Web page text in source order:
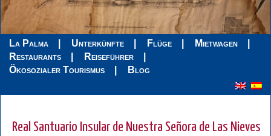
La Palma Unterkünfte Flüge
Mietwagen
Restaurants
Reiseführer
Ökosozialer Tourismus
Blog
Real Santuario Insular de Nuestra Señora de Las Nieves